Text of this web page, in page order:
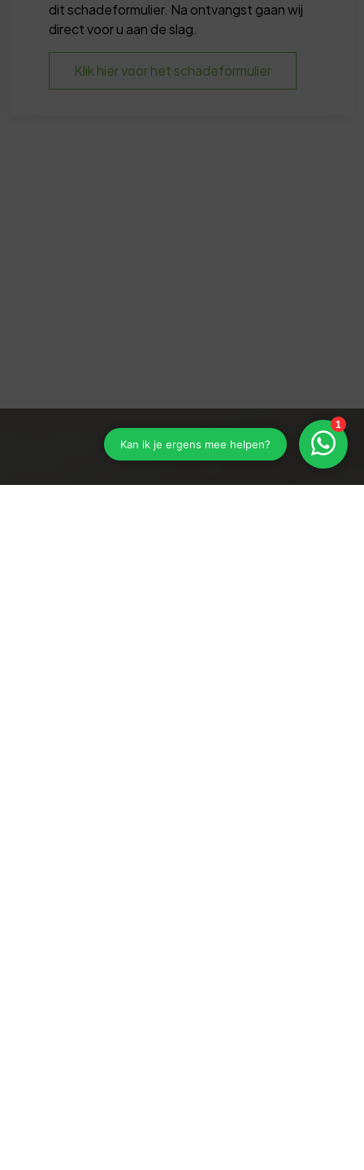
dit schadeformulier. Na ontvangst gaan wij
direct voor u aan de slag.
Klik hier voor het schadeformulier